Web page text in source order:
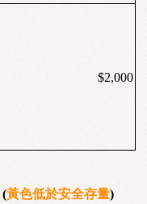
$2,000
(黃色低於安全存量)